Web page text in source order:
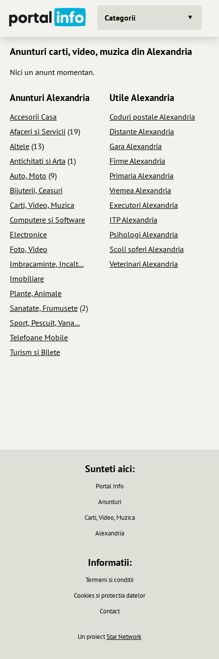
Categorii
Anunturi carti, video, muzica din Alexandria
Nici un anunt momentan.
Anunturi Alexandria
Accesorii Casa
Afaceri si Servicii (19)
Altele (13)
Antichitati si Arta (1)
Auto, Moto (9)
Bijuterii, Ceasuri
Carti, Video, Muzica
Computere si Software
Electronice
Foto, Video
Imbracaminte, Incalt...
Imobiliare
Plante, Animale
Sanatate, Frumusete (2)
Sport, Pescuit, Vana...
Telefoane Mobile
Turism si Bilete
Utile Alexandria
Coduri postale Alexandria
Distante Alexandria
Gara Alexandria
Firme Alexandria
Primaria Alexandria
Vremea Alexandria
Executori Alexandria
ITP Alexandria
Psihologi Alexandria
Scoli soferi Alexandria
Veterinari Alexandria
Sunteti aici:
Portal Info
Anunturi
Carti, Video, Muzica
Alexandria
Informatii:
Termeni si conditii
Cookies si protectia datelor
Contact
Un proiectStar Network